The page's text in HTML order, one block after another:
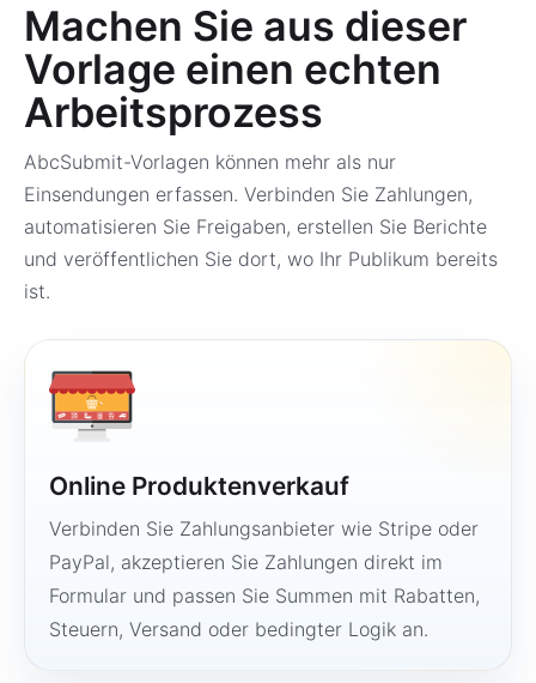
Machen Sie aus dieser
Vorlage einen echten
Arbeitsprozess
AbcSubmit-Vorlagen können mehr als nur
Einsendungen erfassen. Verbinden Sie Zahlungen,
automatisieren Sie Freigaben, erstellen Sie Berichte
und veröffentlichen Sie dort, wo Ihr Publikum bereits
ist.
Online Produktenverkauf
Verbinden Sie Zahlungsanbieter wie Stripe oder
PayPal, akzeptieren Sie Zahlungen direkt im
Formular und passen Sie Summen mit Rabatten,
Steuern, Versand oder bedingter Logik an.